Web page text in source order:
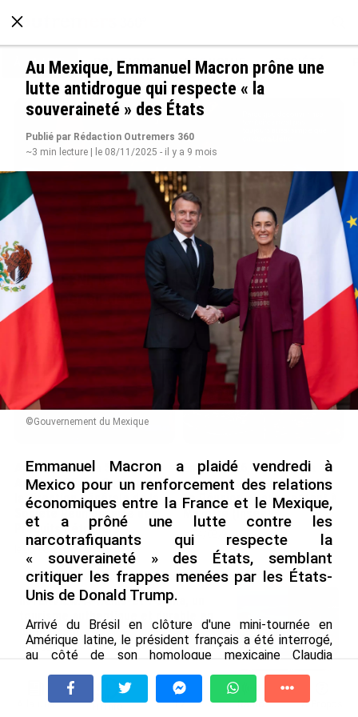
À LA UNE POLITIQUE ECONOMIE SOCIÉTÉ
Avec VEENI, le Guadeloupéen Yanis Foy entend
participer au développement touristique des
Outre-mer
le 06/08/2026
Après 5 ans à la SARA aux
Antilles, Olivier Cotta prend
la direction générale de la
Société Réunionnaise des
Produits Pétroliers
En juin 2026, les prix à la
consommation diminuent à
La Réunion et augmentent à
Mayotte (Insee)
le 04/08/2026
INTERVIEW. À Wallis-et-Futuna, un
tourisme authentique et durable en
plein essor...
le 04/08/2026
Prix à la consommation en juin 2026 :
progression en Guadeloupe, recul en
À la une Tv Radio A Propos
Au Mexique, Emmanuel Macron prône une
lutte antidrogue qui respecte « la
souveraineté » des États
Publié par Rédaction Outremers 360
~3 min lecture | le 08/11/2025 - il y a 9 mois
©Gouvernement du Mexique
Emmanuel Macron a plaidé vendredi à
Mexico pour un renforcement des relations
économiques entre la France et le Mexique,
et a prôné une lutte contre les
narcotrafiquants qui respecte la
« souveraineté » des États, semblant
critiquer les frappes menées par les États-
Unis de Donald Trump.
Arrivé du Brésil en clôture d'une mini-tournée en
Amérique latine, le président français a été interrogé,
au côté de son homologue mexicaine Claudia
contre des narcotrafiquants présumés, notamment
dans les Caraïbes, et sur des informations de presse